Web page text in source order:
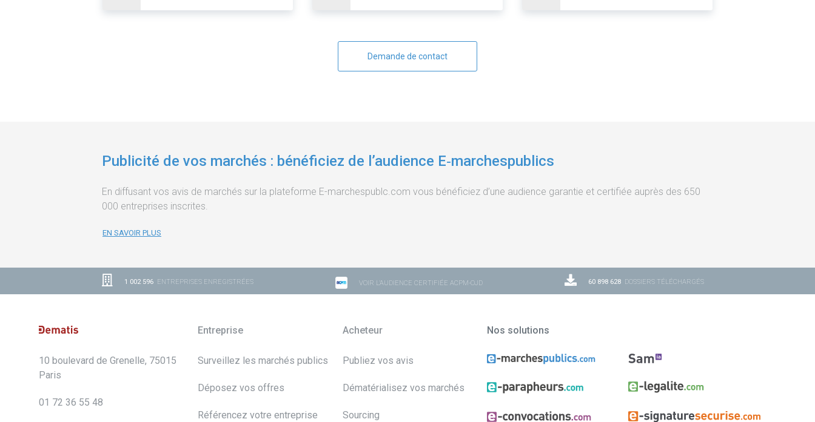
Demande de contact
Publicité de vos marchés : bénéficiez de l’audience E‑marchespublics
En diffusant vos avis de marchés sur la plateforme E-marchespublc.com vous bénéficiez d’une audience garantie et certifiée auprès des 650
000 entreprises inscrites.
EN SAVOIR PLUS
1 002 596 ENTREPRISES ENREGISTRÉES VOIR L'AUDIENCE CERTIFIÉE ACPM-OJD 60 898 628 DOSSIERS TÉLÉCHARGÉS
10 boulevard de Grenelle, 75015
Paris
01 72 36 55 48
Entreprise
Surveillez les marchés publics
Déposez vos offres
Référencez votre entreprise
Acheteur
Publiez vos avis
Dématérialisez vos marchés
Sourcing
Nos solutions